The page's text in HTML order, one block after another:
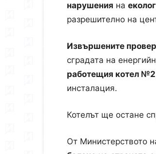
нарушения на
разрешително на
Извършените
сградата на
работещия котел №2
инсталация.
Котелът ще остане
От Министерството